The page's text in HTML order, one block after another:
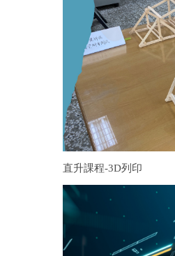
直升課程-3D列印